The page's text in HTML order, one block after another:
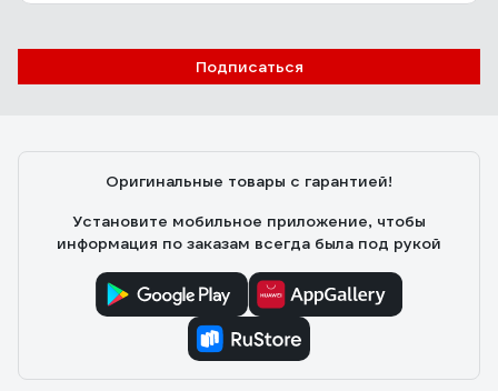
упора в стену могут помять обои. Это же можно
Подписаться
Оригинальные товары с гарантией!
Установите мобильное приложение, чтобы
информация по заказам всегда была под рукой